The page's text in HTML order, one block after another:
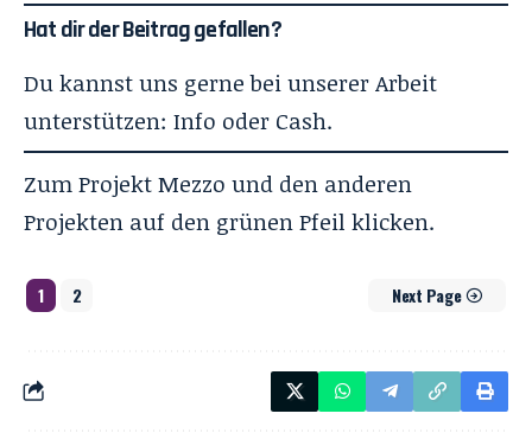
Hat dir der Beitrag gefallen?
Du kannst uns gerne bei unserer Arbeit
unterstützen: Info oder Cash.
Zum Projekt Mezzo und den anderen
Projekten auf den grünen Pfeil klicken.
1 2 Next Page